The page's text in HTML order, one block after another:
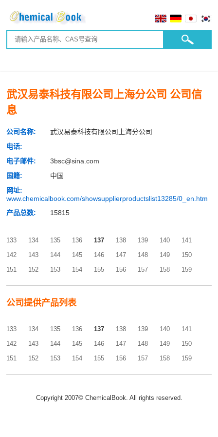
武汉易泰科技有限公司上海分公司 公司信
息
公司名称:
武汉易泰科技有限公司上海分公司
电话:
电子邮件:
3bsc@sina.com
国籍:
中国
网址:
www.chemicalbook.com/showsupplierproductslist13285/0_en.htm
产品总数:
15815
133 134 135 136 137 138 139 140
141
142
143 144 145 146 147 148 149
150
151
152 153 154 155 156 157 158 159
公司提供产品列表
133 134 135 136 137 138 139 140
141
142
143 144 145 146 147 148 149
150
151
152 153 154 155 156 157 158 159
Copyright 2007© ChemicalBook. All rights reserved.